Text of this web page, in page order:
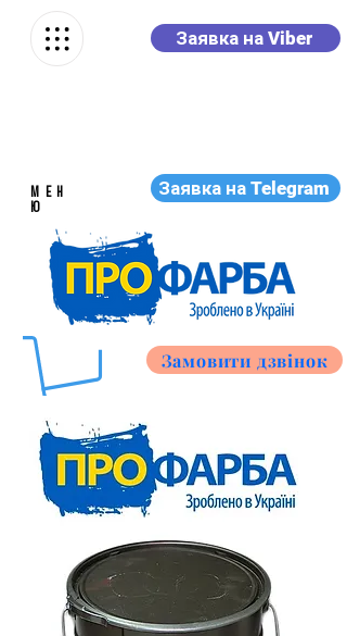
Заявка на Viber
Заявка на Telegram
МЕН
Ю
Замовити дзвінок